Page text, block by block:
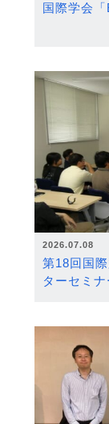
国際学会
2026.07.08
第18回国
ターセミ